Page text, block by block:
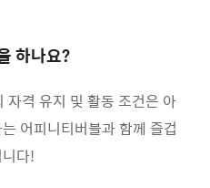
하나요?
격 유지 및 활동 조건은 아
어피니티버블과 함께 즐겁
다!